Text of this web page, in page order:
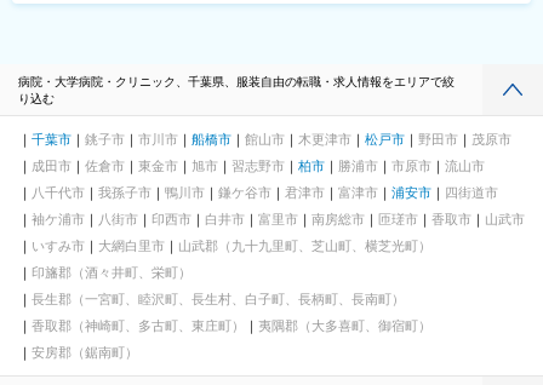
病院・大学病院・クリニック、千葉県、服装自由の転職・求人情報をエリアで絞
り込む
千葉市 銚子市 市川市 船橋市 館山市 木更津市 松戸市 野田市
茂原市
成田市
佐倉市 東金市 旭市 習志野市 柏市 勝浦市 市原市
流山市
八千代市
我孫子市 鴨川市 鎌ケ谷市 君津市 富津市 浦安市
四街道市
袖ケ浦市
八街市 印西市 白井市 富里市 南房総市 匝瑳市 香取市
山武市
いすみ市
大網白里市
山武郡（九十九里町、芝山町、横芝光町）
印旛郡（酒々井町、栄町）
長生郡（一宮町、睦沢町、長生村、白子町、長柄町、長南町）
香取郡（神崎町、多古町、東庄町）
夷隅郡（大多喜町、御宿町）
安房郡（鋸南町）